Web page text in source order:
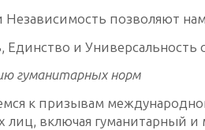
Независимость позволяют
Единство и
гуманитарных норм
к призывам
лиц, включая гуманитарный